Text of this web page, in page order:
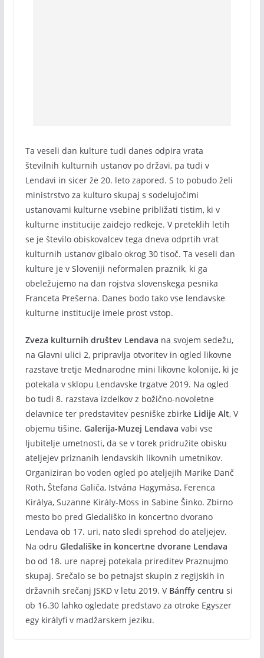
Ta veseli dan kulture tudi danes odpira vrata
številnih kulturnih ustanov po državi, pa tudi v
Lendavi in sicer že 20. leto zapored. S to pobudo želi
ministrstvo za kulturo skupaj s sodelujočimi
ustanovami kulturne vsebine približati tistim, ki v
kulturne institucije zaidejo redkeje. V preteklih letih
se je število obiskovalcev tega dneva odprtih vrat
kulturnih ustanov gibalo okrog 30 tisoč. Ta veseli dan
kulture je v Sloveniji neformalen praznik, ki ga
obeležujemo na dan rojstva slovenskega pesnika
Franceta Prešerna. Danes bodo tako vse lendavske
kulturne institucije imele prost vstop.
Zveza kulturnih društev Lendava na svojem sedežu,
na Glavni ulici 2, pripravlja otvoritev in ogled likovne
razstave tretje Mednarodne mini likovne kolonije, ki je
potekala v sklopu Lendavske trgatve 2019. Na ogled
bo tudi 8. razstava izdelkov z božično-novoletne
delavnice ter predstavitev pesniške zbirke Lidije Alt, V
objemu tišine. Galerija-Muzej Lendava vabi vse
ljubitelje umetnosti, da se v torek pridružite obisku
ateljejev priznanih lendavskih likovnih umetnikov.
Organiziran bo voden ogled po ateljejih Marike Danč
Roth, Štefana Galiča, Istvána Hagymása, Ferenca
Királya, Suzanne Király-Moss in Sabine Šinko. Zbirno
mesto bo pred Gledališko in koncertno dvorano
Lendava ob 17. uri, nato sledi sprehod do ateljejev.
Na odru Gledališke in koncertne dvorane Lendava
bo od 18. ure naprej potekala prireditev Praznujmo
skupaj. Srečalo se bo petnajst skupin z regijskih in
državnih srečanj JSKD v letu 2019. V Bánffy centru si
ob 16.30 lahko ogledate predstavo za otroke Egyszer
egy királyfi v madžarskem jeziku.